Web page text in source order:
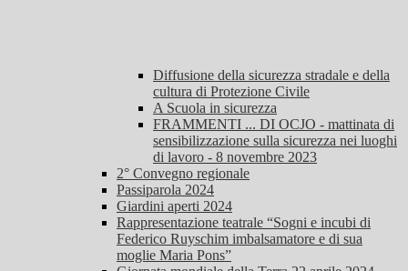
Diffusione della sicurezza stradale e della
cultura di Protezione Civile
A Scuola in sicurezza
FRAMMENTI ... DI OCJO - mattinata di
sensibilizzazione sulla sicurezza nei luoghi
di lavoro - 8 novembre 2023
2° Convegno regionale
Passiparola 2024
Giardini aperti 2024
Rappresentazione teatrale “Sogni e incubi di
Federico Ruyschim imbalsamatore e di sua
moglie Maria Pons”